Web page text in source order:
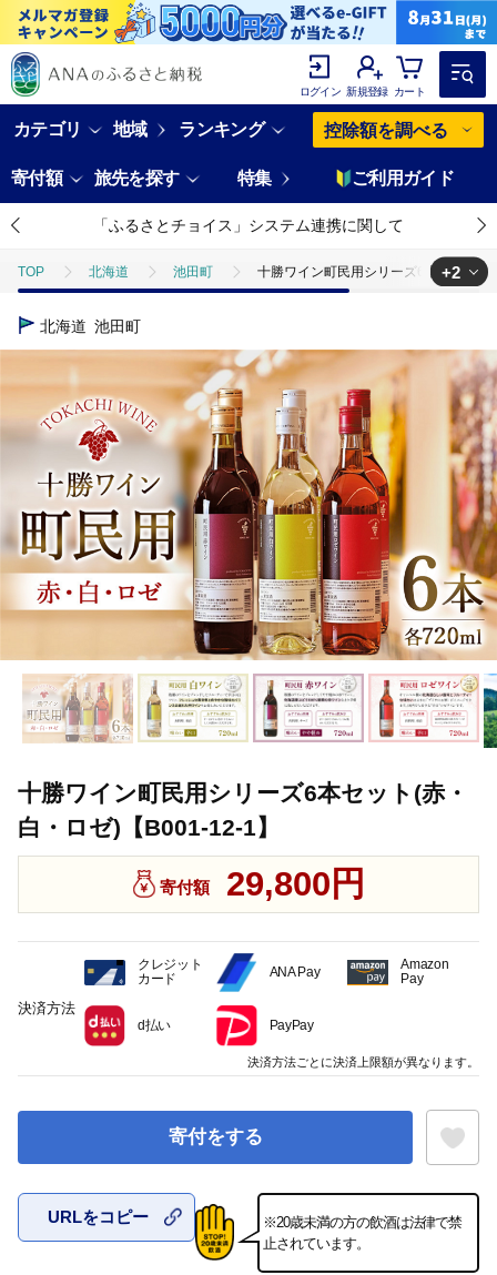
ログイン 新規登録 カート
カテゴリ 地域 ランキング 控除額を調べる
寄付額 旅先を探す 特集 ご利用ガイド
「ふるさとチョイス」システム連携に関して
TOP 北海道 池田町 十勝ワイン町民用シリーズ6本セット(
TOP
ワイン 十勝ワイン町民用シリーズ6本セット(赤・
+2
北海道 池田町
十勝ワイン町民用シリーズ6本セット(赤・
白・ロゼ)【B001-12-1】
寄付額 29,800円
寄付をする
お気に入
URLをコピー
※20歳未満の方の飲酒は法律で禁
止されています。
決済方法
クレジット
カード
ANA Pay
Amazon
Pay
d払い PayPay
決済方法ごとに決済上限額が異なります。